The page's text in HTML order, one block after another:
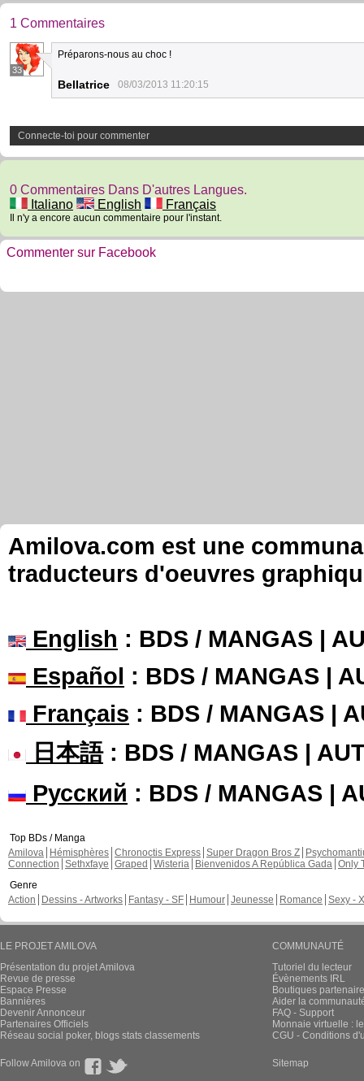
1 Commentaires
33
Préparons-nous au choc !
Bellatrice 08/03/2013 11:20:15
Connecte-toi pour commenter
0 Commentaires Dans D'autres Langues.
Italiano
English Français
Il n'y a encore aucun commentaire pour l'instant.
Commenter sur Facebook
Amilova.com est une
traducteurs d'oeuvres
English : BDS / MANGAS |
Español : BDS / MANGAS |
Français : BDS / MANGAS |
日本語: BDS / MANGAS |
Русский : BDS / MANGAS |
Top BDs / Manga
Amilova
Hémisphères Chronoctis Express Super Dragon Bros Z
Connection Sethxfaye Graped Wisteria Bienvenidos A República Gada Only
Genre
Action
Dessins - Artworks Fantasy - SF Humour Jeunesse Romance Sexy -
LE PROJET AMILOVA
Présentation du projet Amilova
Revue de presse
Espace Presse
Bannières
Devenir Annonceur
Partenaires Officiels
Réseau social poker, blogs stats classements
COMMUNAUTÉ
Tutoriel du lecteur
Évènements IRL
Boutiques
Aider la
FAQ - Support
Monnaie virtuelle :
CGU - Conditions
Follow Amilova on Sitemap